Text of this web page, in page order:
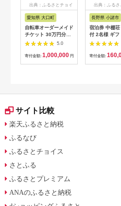
出典：ふるさとチョイ
愛知県 大口町
自転車オーダーメイド
チケット 30万円分
【1360365】
5.0
寄付金額: 1,000,000 円
出典：ふるさ
長野県 小諸市
宿泊券 中棚
付 2名様 ギフ
ケット 券 宿泊
寄付金額:
サイト比較
楽天ふるさと納税
ふるなび
ふるさとチョイス
さとふる
ふるさとプレミアム
ANAのふるさと納税